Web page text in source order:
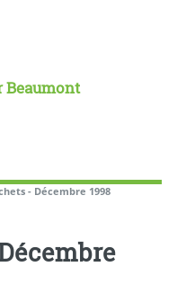
Beaumont
- Décembre 1998